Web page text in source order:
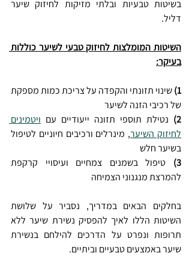
דליל.
בעיקר:
1)
של רכיבי הזנה לשיער
2)
נטילת תוספי תזונה ייעודיים עם
לחיזוק השיער
בשיער חלש
3)
להמרצת מנגנוני הצמיחה
שיער באמצעים טבעיים וביתיים.